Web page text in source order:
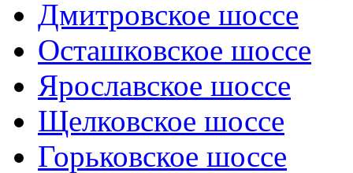
Дмитровское шоссе
Осташковское шоссе
Ярославское шоссе
Щелковское шоссе
Горьковское шоссе